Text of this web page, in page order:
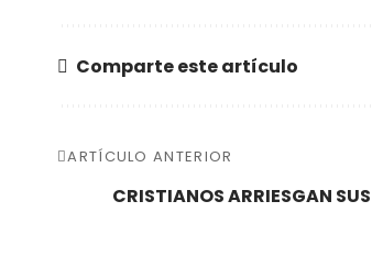
Comparte este artículo
ARTÍCULO ANTERIOR
CRISTIANOS ARRIESGAN